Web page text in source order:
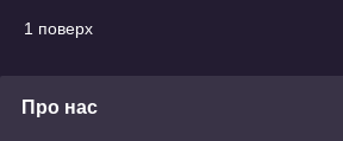
1 поверх
Про нас